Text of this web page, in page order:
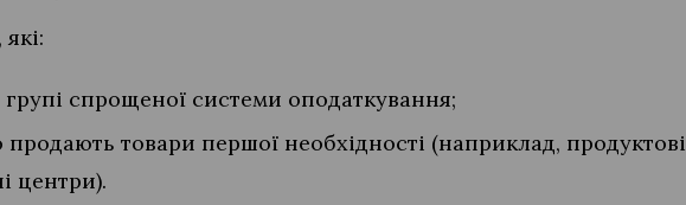
спрощеної системи оподаткування;
товари першої необхідності (наприклад, продуктові
центри).